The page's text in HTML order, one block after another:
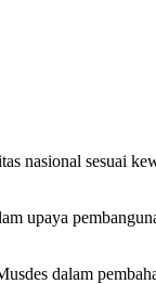
nasional sesuai
upaya
dalam